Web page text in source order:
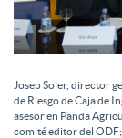
e
n
Josep Soler, director
de Riesgo de Caja de
asesor en Panda
comité editor del